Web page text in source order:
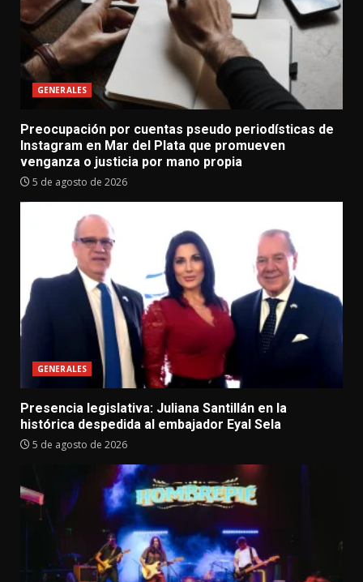
GENERALES
Preocupación por cuentas pseudo periodísticas de
Instagram en Mar del Plata que promueven
venganza o justicia por mano propia
5 de agosto de 2026
GENERALES
Presencia legislativa: Juliana Santillán en la
histórica despedida al embajador Eyal Sela
5 de agosto de 2026